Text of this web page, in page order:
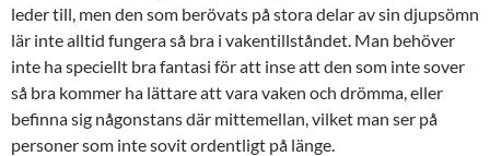
leder till, men den som berövats på stora delar av sin djupsömn
lär inte alltid fungera så bra i vakentillståndet. Man behöver
inte ha speciellt bra fantasi för att inse att den som inte sover
så bra kommer ha lättare att vara vaken och drömma, eller
befinna sig någonstans där mittemellan, vilket man ser på
personer som inte sovit ordentligt på länge.